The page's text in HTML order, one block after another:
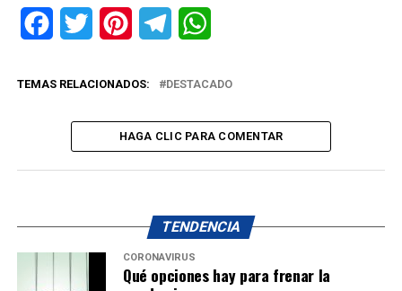
FacebookTwitter PinterestTelegram
TEMAS RELACIONADOS: DESTACADO
HAGA CLIC PARA COMENTAR
TENDENCIA
CORONAVIRUS
Qué opciones hay para frenar la